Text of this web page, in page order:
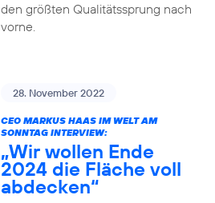
den größten Qualitätssprung nach
vorne.
28. November 2022
CEO MARKUS HAAS IM WELT AM
SONNTAG INTERVIEW:
„Wir wollen Ende
2024 die Fläche voll
abdecken“